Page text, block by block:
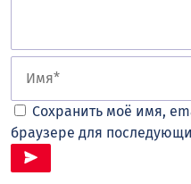
Сохранить моё имя,
браузере для